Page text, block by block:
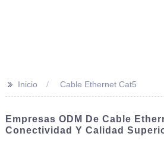
>> Inicio Cable Ethernet Cat5
Empresas ODM De Cable
Conectividad Y Calidad